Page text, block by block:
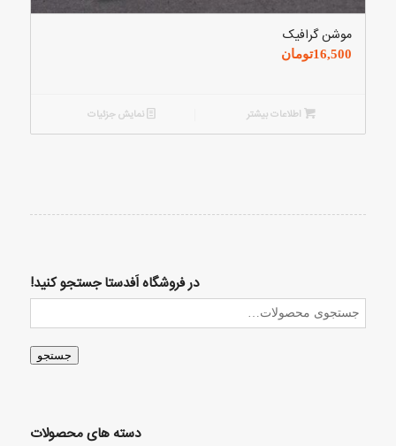
موشن گرافیک
16,500تومان
اطلاعات بیشتر نمایش جزئیات
در فروشگاه اَفدستا جستجو کنید!
جستجو
دسته های محصولات